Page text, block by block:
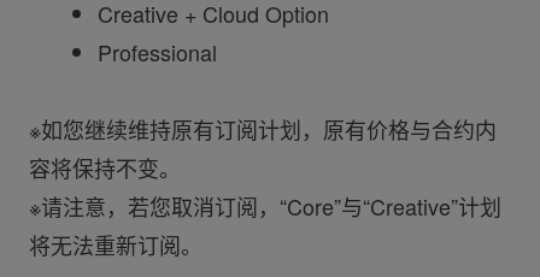
Creative + Cloud Option
Professional
※如您继续维持原有订阅计划，原有价格与合约内
容将保持不变。
※请注意，若您取消订阅，“Core”与“Creative”计划
将无法重新订阅。